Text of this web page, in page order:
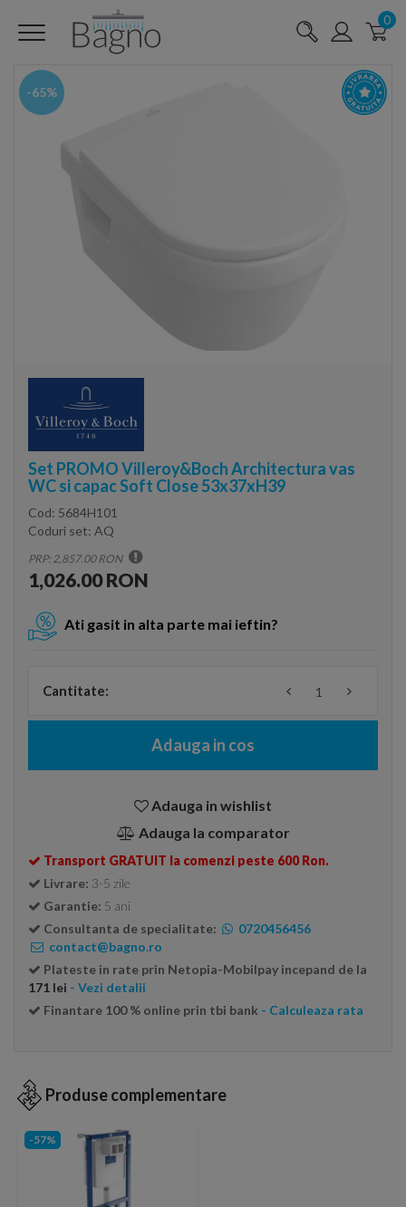
0
-65%
Set PROMO Villeroy&Boch Architectura vas
WC si capac Soft Close 53x37xH39
Cod: 5684H101
Coduri set: AQ
PRP: 2,857.00 RON
1,026.00 RON
Ati gasit in alta parte mai ieftin?
Cantitate:
Adauga in cos
Adauga in wishlist
Adauga la comparator
Transport GRATUIT la comenzi peste 600 Ron.
Livrare: 3-5 zile
Garantie: 5 ani
Consultanta de specialitate:
0720456456
contact@bagno.ro
Plateste in rate prin Netopia-Mobilpay incepand de la
171 lei - Vezi detalii
Finantare 100 % online prin tbi bank - Calculeaza rata
Produse complementare
-57%